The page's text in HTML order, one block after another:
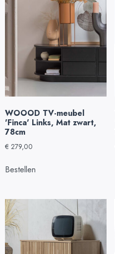
WOOOD TV-meubel
'Finca' Links, Mat zwart,
78cm
€ 279,00
Bestellen